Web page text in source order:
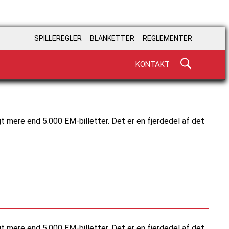
SPILLEREGLER BLANKETTER REGLEMENTER
KONTAKT
mere end 5.000 EM-billetter. Det er en fjerdedel af det